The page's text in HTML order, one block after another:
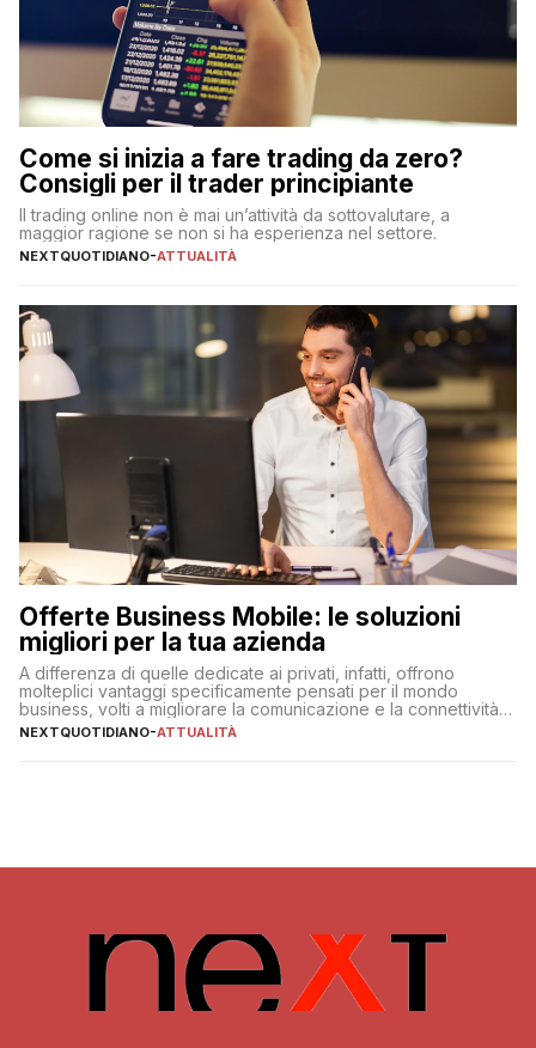
Come si inizia a fare trading da zero?
Consigli per il trader principiante
Il trading online non è mai un’attività da sottovalutare, a
maggior ragione se non si ha esperienza nel settore.
NEXTQUOTIDIANO-ATTUALITÀ
Offerte Business Mobile: le soluzioni
migliori per la tua azienda
A differenza di quelle dedicate ai privati, infatti, offrono
molteplici vantaggi specificamente pensati per il mondo
business, volti a migliorare la comunicazione e la connettività
degli utenti
NEXTQUOTIDIANO-ATTUALITÀ